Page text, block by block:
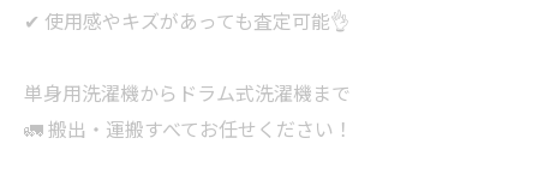
✔ 使用感やキズがあっても査定可能👌
単身用洗濯機からドラム式洗濯機まで
🚛 搬出・運搬すべてお任せください！